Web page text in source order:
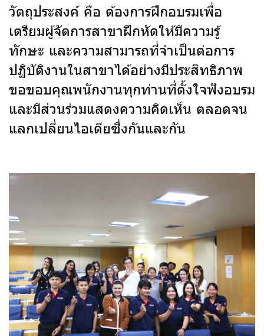
วัตถุประสงค์ คือ ต้องการฝึกอบรมเพื่อ
เตรียมผู้จัดการสาขาฝึกหัดให้มีความรู้
ทักษะ และความสามารถที่จำเป็นต่อการ
ปฏิบัติงานในสาขาได้อย่างมีประสิทธิภาพ
ขอขอบคุณพนักงานทุกท่านที่ตั้งใจฟังอบรม
และมีส่วนร่วมแสดงความคิดเห็น ตลอดจน
แลกเปลี่ยนไอเดียซึ่งกันและกัน